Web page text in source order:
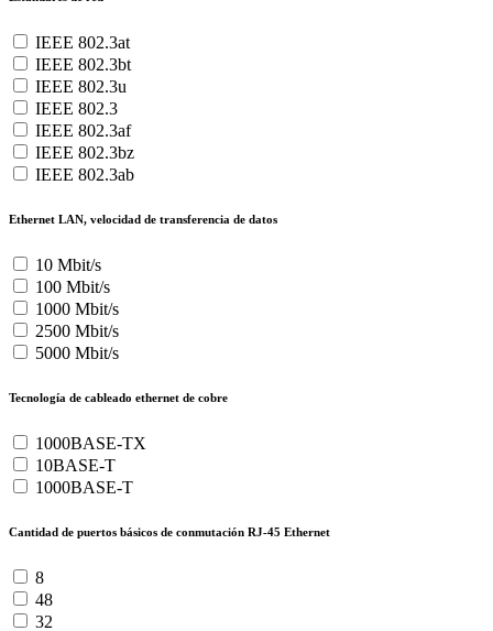
IEEE 802.3at
IEEE 802.3bt
IEEE 802.3u
IEEE 802.3
IEEE 802.3af
IEEE 802.3bz
IEEE 802.3ab
Ethernet LAN, velocidad de transferencia de datos
10 Mbit/s
100 Mbit/s
1000 Mbit/s
2500 Mbit/s
5000 Mbit/s
Tecnología de cableado ethernet de cobre
1000BASE-TX
10BASE-T
1000BASE-T
Cantidad de puertos básicos de conmutación RJ-45 Ethernet
8
48
32